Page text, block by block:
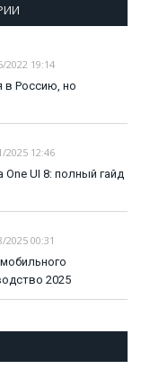
2022 19:14
в Россию, но
2025 12:46
UI 8: полный гайд
2025 00:31
2025